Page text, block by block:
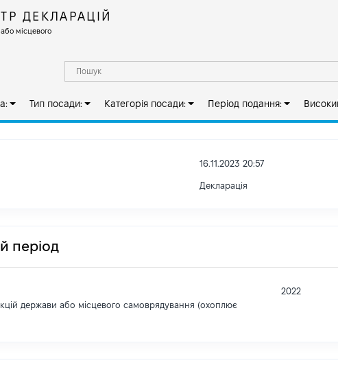
ДЕКЛАРАЦІЙ
місцевого
Тип посади: Категорія посади: Період подання:
16.11.2023 20:57
Декларація
період
держави або місцевого самоврядування (охоплює
2022